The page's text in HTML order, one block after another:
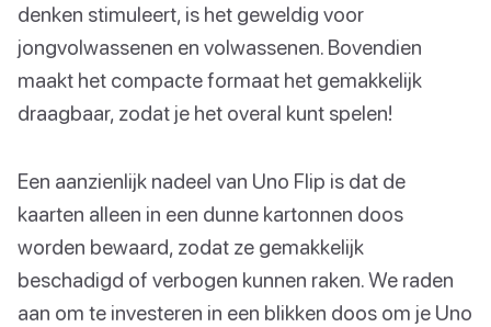
denken stimuleert, is het geweldig voor
jongvolwassenen en volwassenen. Bovendien
maakt het compacte formaat het gemakkelijk
draagbaar, zodat je het overal kunt spelen!
Een aanzienlijk nadeel van Uno Flip is dat de
kaarten alleen in een dunne kartonnen doos
worden bewaard, zodat ze gemakkelijk
beschadigd of verbogen kunnen raken. We raden
aan om te investeren in een blikken doos om je Uno